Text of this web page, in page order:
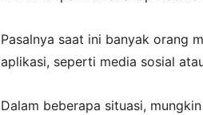
Pasalnya saat ini banyak orang
aplikasi, seperti media sosial
Dalam beberapa situasi,